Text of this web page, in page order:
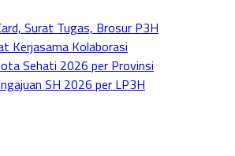
Surat Tugas, Brosur P3H
Kerjasama Kolaborasi
Sehati 2026 per Provinsi
SH 2026 per LP3H